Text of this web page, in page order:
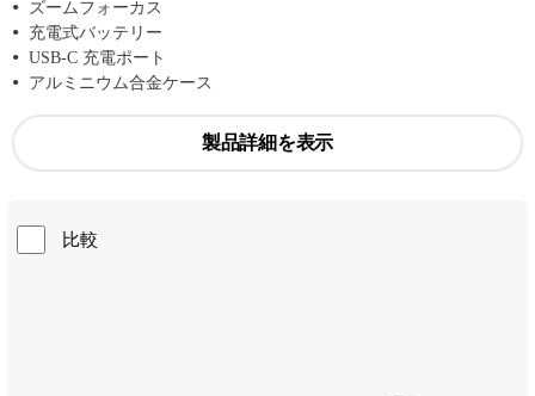
ズームフォーカス
充電式バッテリー
USB-C 充電ポート
アルミニウム合金ケース
製品詳細を表示
比較